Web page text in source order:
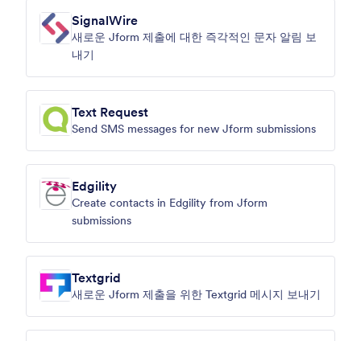
SignalWire
새로운 Jform 제출에 대한 즉각적인 문자 알림 보
내기
Text Request
Send SMS messages for new Jform submissions
Edgility
Create contacts in Edgility from Jform
submissions
Textgrid
새로운 Jform 제출을 위한 Textgrid 메시지 보내기